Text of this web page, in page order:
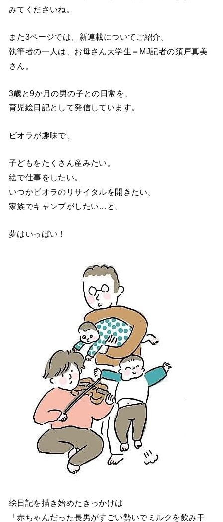
みてくださいね。
また3ページでは、新連載についてご紹介。
執筆者の一人は、お母さん大学生＝MJ記者の須戸真美
さん。
3歳と9か月の男の子との日常を、
育児絵日記として発信しています。
ビオラが趣味で、
子どもをたくさん産みたい。
絵で仕事をしたい。
いつかビオラのリサイタルを開きたい。
家族でキャンプがしたい…と、
夢はいっぱい！
絵日記を描き始めたきっかけは
「赤ちゃんだった長男がすごい勢いでミルクを飲み干